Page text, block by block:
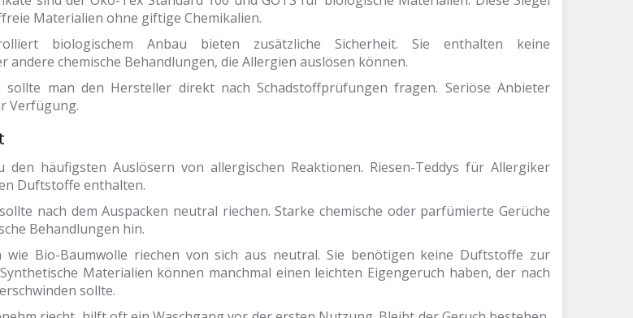
Materialien ohne giftige Chemikalien.
biologischem Anbau bieten zusätzliche Sicherheit. Sie enthalten keine
andere chemische Behandlungen, die Allergien auslösen können.
sollte man den Hersteller direkt nach Schadstoffprüfungen fragen. Seriöse Anbieter
Verfügung.
häufigsten Auslösern von allergischen Reaktionen. Riesen-Teddys für Allergiker
Duftstoffe enthalten.
nach dem Auspacken neutral riechen. Starke chemische oder parfümierte Gerüche
Behandlungen hin.
wie Bio-Baumwolle riechen von sich aus neutral. Sie benötigen keine Duftstoffe zur
Materialien können manchmal einen leichten Eigengeruch haben, der nach
sollte.